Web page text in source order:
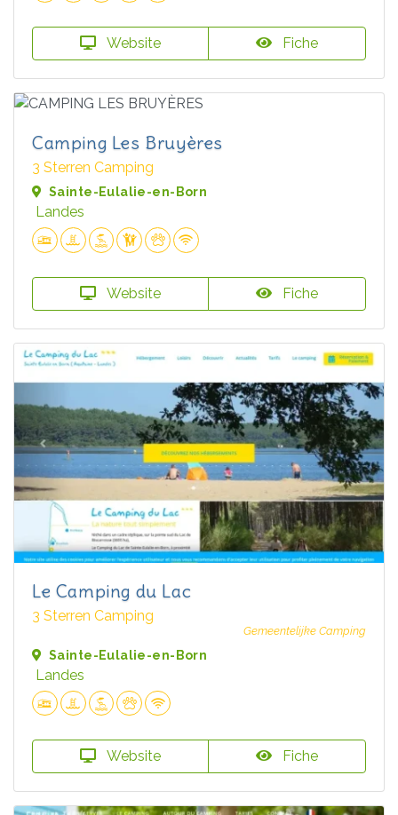
Website Fiche
Camping Les Bruyères
3 Sterren Camping
Sainte-Eulalie-en-Born
Landes
Website Fiche
Le Camping du Lac
3 Sterren Camping
Gemeentelijke Camping
Sainte-Eulalie-en-Born
Landes
Website Fiche